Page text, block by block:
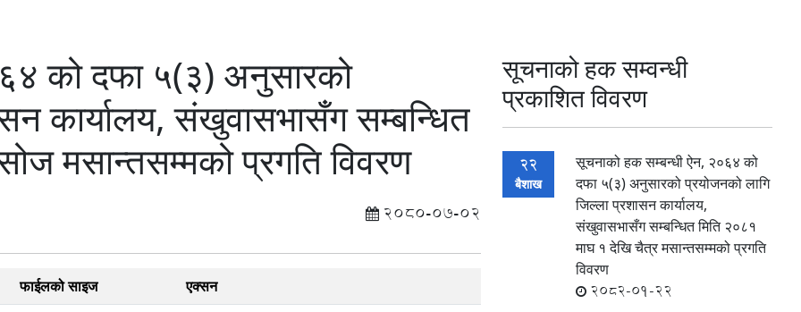
को दफा ५(३) अनुसारको
कार्यालय, संखुवासभासँग सम्बन्धित
मसान्तसम्मको प्रगति विवरण
2080-07-02
फाईलको साइज
एक्सन
सूचनाको हक सम्वन्धी
प्रकाशित विवरण
22
बैशाख
सूचनाको हक सम्बन्धी ऐन, २०६४ को
दफा ५(३) अनुसारको प्रयोजनको लागि
जिल्ला प्रशासन कार्यालय,
संखुवासभासँग सम्बन्धित मिति २०८१
माघ १ देखि चैत्र मसान्तसम्मको प्रगति
विवरण
2082-01-22